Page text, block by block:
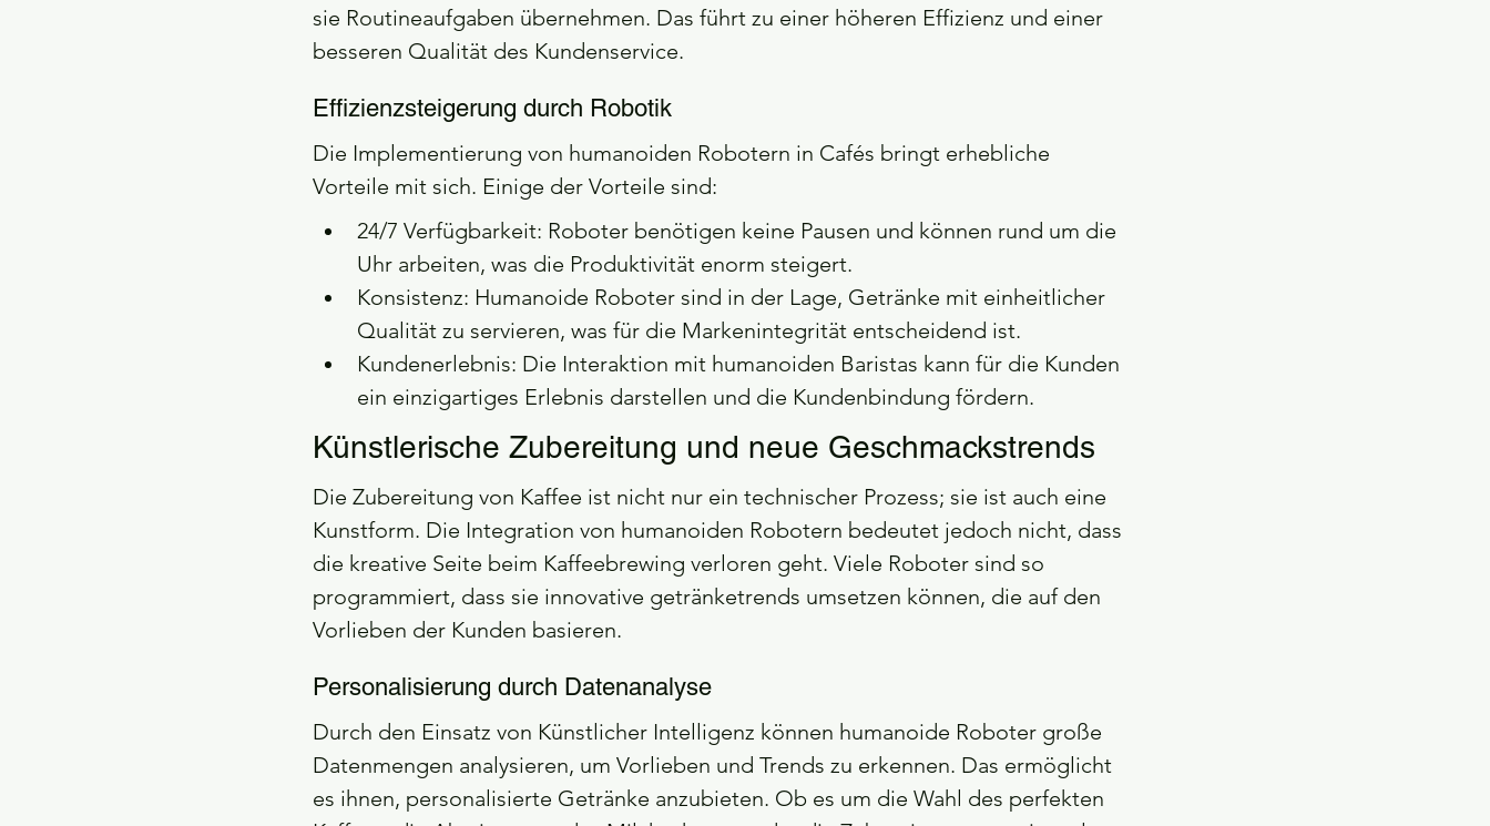
sie Routineaufgaben übernehmen. Das führt zu einer höheren Effizienz und einer
besseren Qualität des Kundenservice.
Effizienzsteigerung durch Robotik
Die Implementierung von humanoiden Robotern in Cafés bringt erhebliche
Vorteile mit sich. Einige der Vorteile sind:
24/7 Verfügbarkeit: Roboter benötigen keine Pausen und können rund um die
Uhr arbeiten, was die Produktivität enorm steigert.
Konsistenz: Humanoide Roboter sind in der Lage, Getränke mit einheitlicher
Qualität zu servieren, was für die Markenintegrität entscheidend ist.
Kundenerlebnis: Die Interaktion mit humanoiden Baristas kann für die Kunden
ein einzigartiges Erlebnis darstellen und die Kundenbindung fördern.
Künstlerische Zubereitung und neue Geschmackstrends
Die Zubereitung von Kaffee ist nicht nur ein technischer Prozess; sie ist auch eine
Kunstform. Die Integration von humanoiden Robotern bedeutet jedoch nicht, dass
die kreative Seite beim Kaffeebrewing verloren geht. Viele Roboter sind so
programmiert, dass sie innovative getränketrends umsetzen können, die auf den
Vorlieben der Kunden basieren.
Personalisierung durch Datenanalyse
Durch den Einsatz von Künstlicher Intelligenz können humanoide Roboter große
Datenmengen analysieren, um Vorlieben und Trends zu erkennen. Das ermöglicht
es ihnen, personalisierte Getränke anzubieten. Ob es um die Wahl des perfekten